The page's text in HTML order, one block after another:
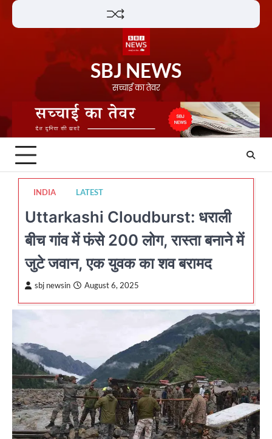
Skip
SBJ NEWS
सच्चाई का तेवर
INDIA LATEST
Uttarkashi Cloudburst: धराली
बीच गांव में फंसे 200 लोग, रास्ता बनाने में
जुटे जवान, एक युवक का शव बरामद
sbj newsin August 6, 2025